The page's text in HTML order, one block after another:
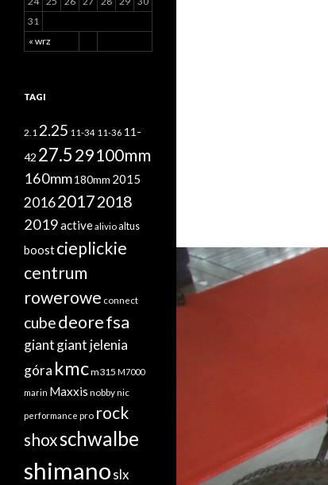
« wrz
31
TAGI
2.1 2.25 11-34 11-36 11-
42 27.529100mm
160mm180mm 2015
201620172018
2019activealivioaltus
boostcieplickie
centrum
rowerowe connect
cubedeorefsa
giantgiant jelenia
góra kmcm315 M7000
marin Maxxis nobby nic
performance pro rock
shoxschwalbe
shimanoslx